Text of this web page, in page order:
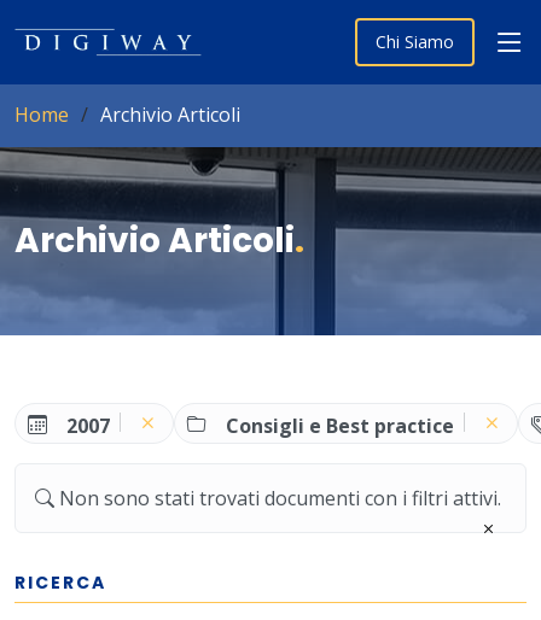
Chi Siamo
Home Archivio Articoli
Archivio Articoli.
2007 Consigli e Best practice
Non sono stati trovati documenti con i filtri attivi.
RICERCA